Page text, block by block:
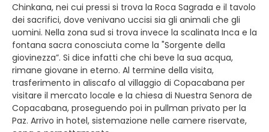
Chinkana, nei cui pressi si trova la Roca Sagrada e il tavolo
dei sacrifici, dove venivano uccisi sia gli animali che gli
uomini. Nella zona sud si trova invece la scalinata Inca e la
fontana sacra conosciuta come la "Sorgente della
giovinezza”. Si dice infatti che chi beve la sua acqua,
rimane giovane in eterno. Al termine della visita,
trasferimento in aliscafo al villaggio di Copacabana per
visitare il mercato locale e la chiesa di Nuestra Senora de
Copacabana, proseguendo poi in pullman privato per la
Paz. Arrivo in hotel, sistemazione nelle camere riservate,